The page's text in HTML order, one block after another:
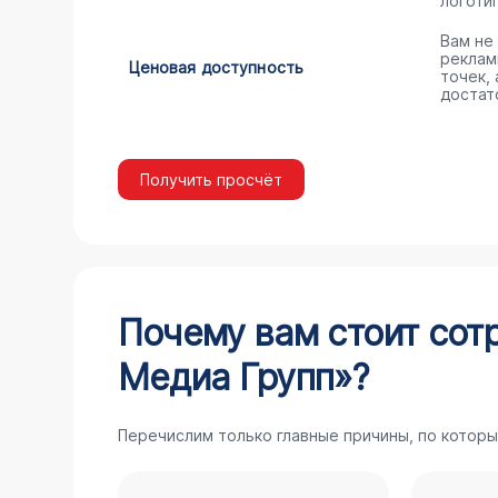
Ценовая доступность
Вам не
точек,
Получить просчёт
Почему вам стоит
Медиа Групп»?
Перечислим только главные причины, по